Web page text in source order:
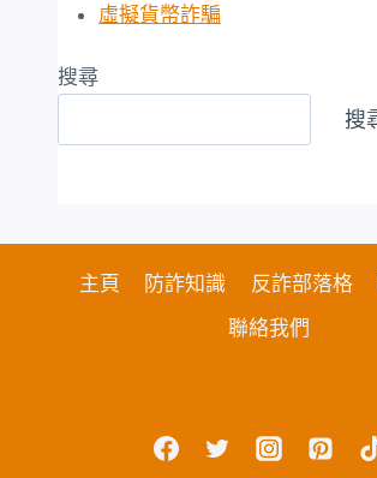
虛擬貨幣詐騙
搜尋
搜
主頁 防詐知識 反詐部落格
聯絡我們